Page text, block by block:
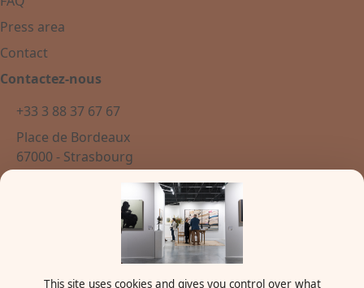
Press area
Contact
Contactez-nous
+33 3 88 37 67 67
Place de Bordeaux
67000 - Strasbourg
This site uses cookies and gives you control over what